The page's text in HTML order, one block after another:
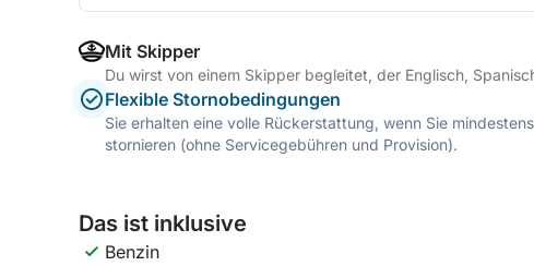
Mit Skipper
Du wirst von einem Skipper begleitet, der Englisch,
Flexible Stornobedingungen
Sie erhalten eine volle Rückerstattung, wenn Sie
stornieren (ohne Servicegebühren und Provision).
Das ist inklusive
Benzin